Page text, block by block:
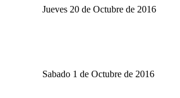
Jueves 20 de Octubre de 2016
Sabado 1 de Octubre de 2016